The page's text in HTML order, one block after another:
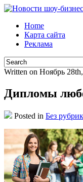
Home
Карта сайта
Реклама
Written on Ноябрь
Дипломы
Posted in Без